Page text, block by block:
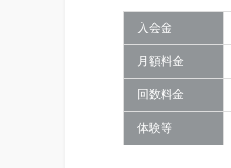
入会金
月額料金
回数料金
体験等